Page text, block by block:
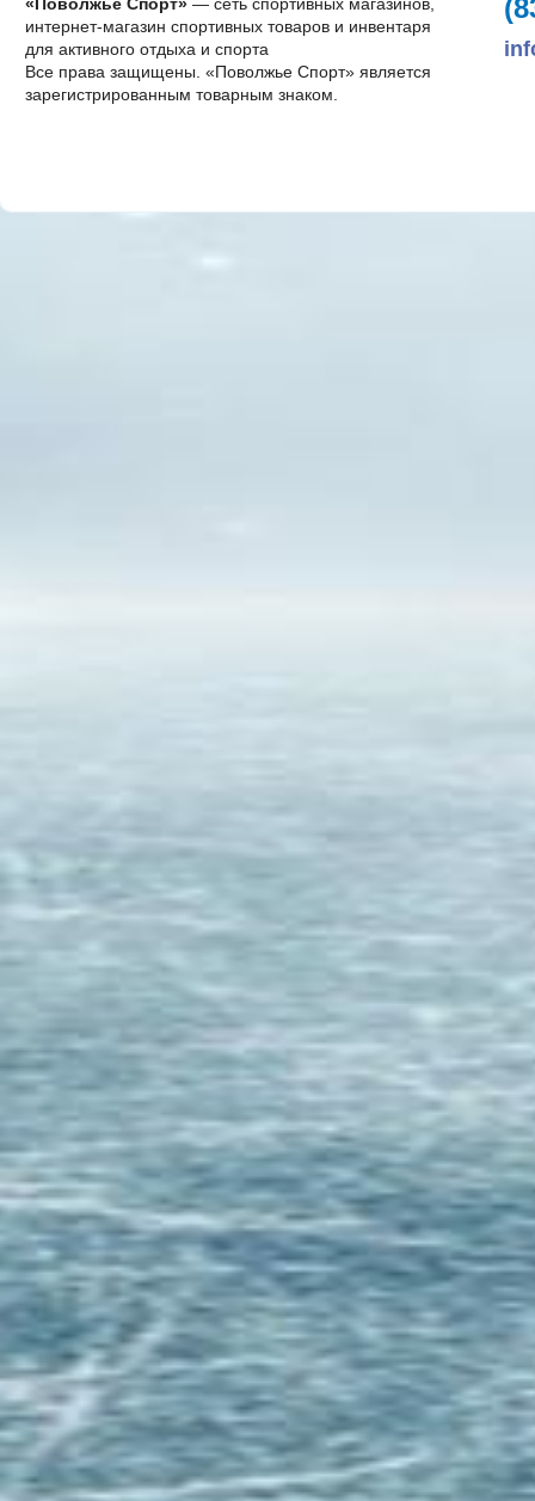
интернет-магазин спортивных товаров и инвентаря
для активного отдыха и спорта
Все права защищены. «Поволжье Спорт» является
зарегистрированным товарным знаком.